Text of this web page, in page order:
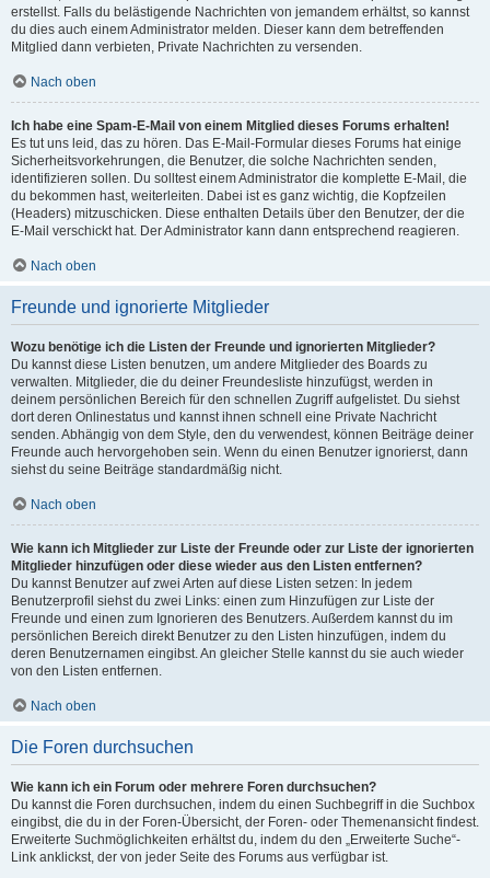
erstellst. Falls du belästigende Nachrichten von jemandem erhältst, so kannst
du dies auch einem Administrator melden. Dieser kann dem betreffenden
Mitglied dann verbieten, Private Nachrichten zu versenden.
Nach oben
Ich habe eine Spam-E-Mail von einem Mitglied dieses Forums erhalten!
Es tut uns leid, das zu hören. Das E-Mail-Formular dieses Forums hat einige
Sicherheitsvorkehrungen, die Benutzer, die solche Nachrichten senden,
identifizieren sollen. Du solltest einem Administrator die komplette E-Mail, die
du bekommen hast, weiterleiten. Dabei ist es ganz wichtig, die Kopfzeilen
(Headers) mitzuschicken. Diese enthalten Details über den Benutzer, der die
E-Mail verschickt hat. Der Administrator kann dann entsprechend reagieren.
Nach oben
Freunde und ignorierte Mitglieder
Wozu benötige ich die Listen der Freunde und ignorierten Mitglieder?
Du kannst diese Listen benutzen, um andere Mitglieder des Boards zu
verwalten. Mitglieder, die du deiner Freundesliste hinzufügst, werden in
deinem persönlichen Bereich für den schnellen Zugriff aufgelistet. Du siehst
dort deren Onlinestatus und kannst ihnen schnell eine Private Nachricht
senden. Abhängig von dem Style, den du verwendest, können Beiträge deiner
Freunde auch hervorgehoben sein. Wenn du einen Benutzer ignorierst, dann
siehst du seine Beiträge standardmäßig nicht.
Nach oben
Wie kann ich Mitglieder zur Liste der Freunde oder zur Liste der ignorierten
Mitglieder hinzufügen oder diese wieder aus den Listen entfernen?
Du kannst Benutzer auf zwei Arten auf diese Listen setzen: In jedem
Benutzerprofil siehst du zwei Links: einen zum Hinzufügen zur Liste der
Freunde und einen zum Ignorieren des Benutzers. Außerdem kannst du im
persönlichen Bereich direkt Benutzer zu den Listen hinzufügen, indem du
deren Benutzernamen eingibst. An gleicher Stelle kannst du sie auch wieder
von den Listen entfernen.
Nach oben
Die Foren durchsuchen
Wie kann ich ein Forum oder mehrere Foren durchsuchen?
Du kannst die Foren durchsuchen, indem du einen Suchbegriff in die Suchbox
eingibst, die du in der Foren-Übersicht, der Foren- oder Themenansicht findest.
Erweiterte Suchmöglichkeiten erhältst du, indem du den „Erweiterte Suche“-
Link anklickst, der von jeder Seite des Forums aus verfügbar ist.